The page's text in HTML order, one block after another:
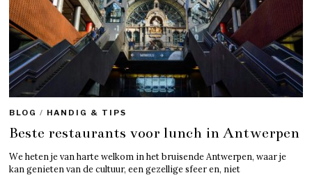
BLOG / HANDIG & TIPS
Beste restaurants voor lunch in Antwerpen
We heten je van harte welkom in het bruisende Antwerpen, waar je
kan genieten van de cultuur, een gezellige sfeer en, niet